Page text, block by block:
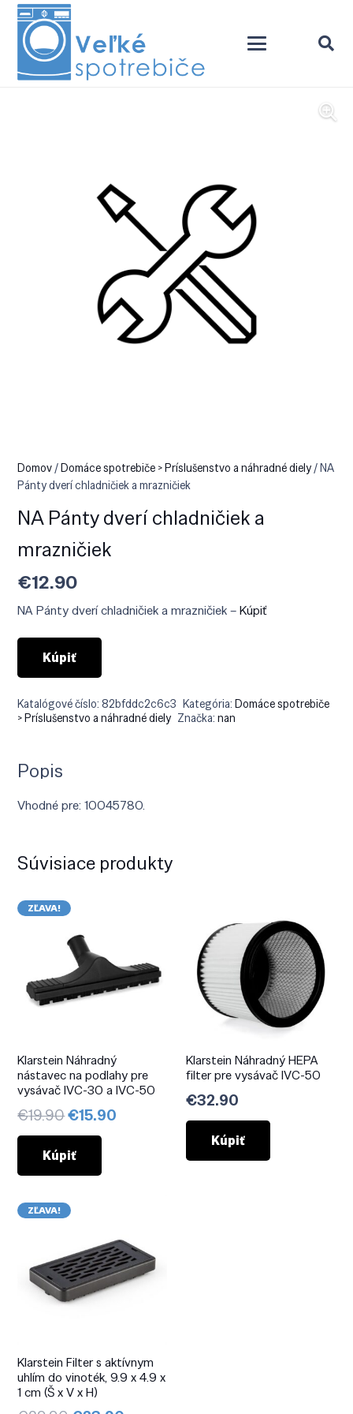
Domov/Domáce spotrebiče > Príslušenstvo a náhradné diely/ NA
Pánty dverí chladničiek a mrazničiek
NA Pánty dverí chladničiek a
mrazničiek
€12.90
NA Pánty dverí chladničiek a mrazničiek –Kúpiť
Kúpiť
Katalógové číslo:82bfddc2c6c3 Kategória:Domáce spotrebiče
> Príslušenstvo a náhradné diely Značka:nan
Popis
Vhodné pre: 10045780.
Súvisiace produkty
ZĽAVA!
Klarstein Náhradný
nástavec na podlahy pre
vysávač IVC-30 a IVC-50
€19.90Pôvodná
cena
bola:
€19.90.
€15.90
Kúpiť
Klarstein Náhradný HEPA
filter pre vysávač IVC-50
€32.90
Kúpiť
ZĽAVA!
Klarstein Filter s aktívnym
uhlím do vinoték, 9.9 x 4.9 x
1 cm (Š x V x H)